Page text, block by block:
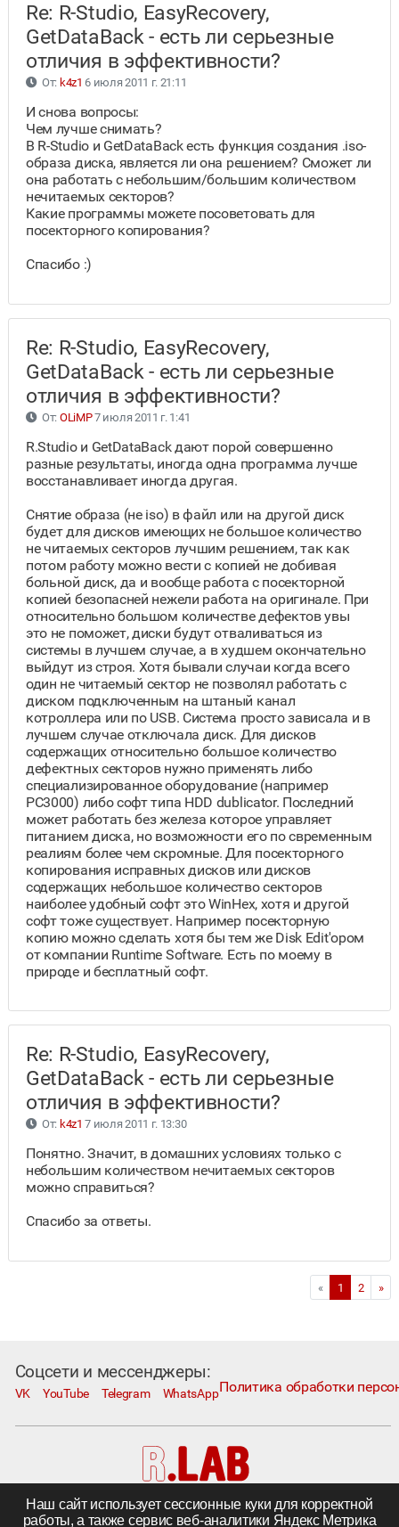
Re: R-Studio, EasyRecovery,
GetDataBack - есть ли серьезные
отличия в эффективности?
От: k4z1 6 июля 2011 г. 21:11
И снова вопросы:
Чем лучше снимать?
В R-Studio и GetDataBack есть функция создания .iso-
образа диска, является ли она решением? Сможет ли
она работать с небольшим/большим количеством
нечитаемых секторов?
Какие программы можете посоветовать для
посекторного копирования?
Спасибо :)
Re: R-Studio, EasyRecovery,
GetDataBack - есть ли серьезные
отличия в эффективности?
От: OLiMP7 июля 2011 г. 1:41
R.Studio и GetDataBack дают порой совершенно
разные результаты, иногда одна программа лучше
восстанавливает иногда другая.
Снятие образа (не iso) в файл или на другой диск
будет для дисков имеющих не большое количество
не читаемых секторов лучшим решением, так как
потом работу можно вести с копией не добивая
больной диск, да и вообще работа с посекторной
копией безопасней нежели работа на оригинале. При
относительно большом количестве дефектов увы
это не поможет, диски будут отваливаться из
системы в лучшем случае, а в худшем окончательно
выйдут из строя. Хотя бывали случаи когда всего
один не читаемый сектор не позволял работать с
диском подключенным на штаный канал
котроллера или по USB. Система просто зависала и в
лучшем случае отключала диск. Для дисков
содержащих относительно большое количество
дефектных секторов нужно применять либо
специализированное оборудование (например
PC3000) либо софт типа HDD dublicator. Последний
может работать без железа которое управляет
питанием диска, но возможности его по свременным
реалиям более чем скромные. Для посекторного
копирования исправных дисков или дисков
содержащих небольшое количество секторов
наиболее удобный софт это WinHex, хотя и другой
софт тоже существует. Например посекторную
копию можно сделать хотя бы тем же Disk Edit'ором
от компании Runtime Software. Есть по моему в
природе и бесплатный софт.
Re: R-Studio, EasyRecovery,
GetDataBack - есть ли серьезные
отличия в эффективности?
От: k4z1 7 июля 2011 г. 13:30
Понятно. Значит, в домашних условиях только с
небольшим количеством нечитаемых секторов
можно справиться?
Спасибо за ответы.
« 1 2 »
Соцсети и мессенджеры:
VK YouTube Telegram WhatsAppПолитика обработки
Москва, Коровий Вал, д. 1А, стр. 1
Телефон:+7 495 230−1000; e-mail:in@rlab.ru
Наш сайт использует сессионные куки для корректной
работы, а также сервис веб-аналитики Яндекс Метрика